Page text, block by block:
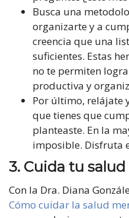
Busca una
organizarte y a
creencia que una
suficientes. Estas
no te permiten
productiva y
Por último, relájate
que tienes que
planteaste. En la
imposible. Disfruta
3. Cuida tu
Con la Dra. Diana
Cómo cuidar la salud